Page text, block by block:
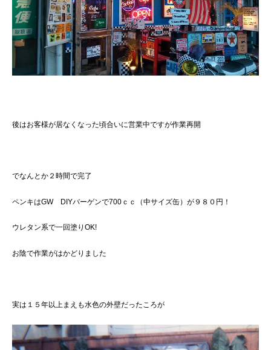
後はお客様が居なくなった頃合いに営業中ですが作業再開
でなんとか２時間で完了
ペンキはGW DIYバーゲンで700ｃｃ（中サイズ缶）が９８０円！
ウレタン系で一回塗りOK!
お陰で作業がはかどりました
実は１５年以上まえも水色の外壁だったころが